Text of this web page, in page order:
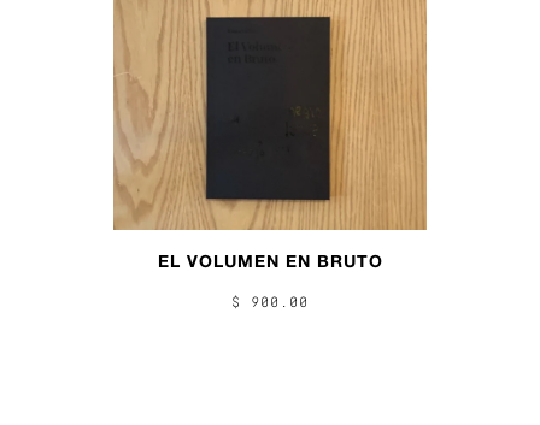
EL VOLUMEN EN BRUTO
$ 900.00